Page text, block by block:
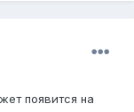
появится на